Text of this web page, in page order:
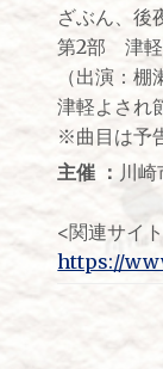
ざぶん、
第2部 津軽
（出演：棚
津軽よされ
※曲目は予
主催 ： 川
<関連サイ
https://